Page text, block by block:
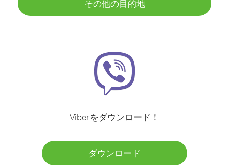
その他の目的地
Viberをダウンロード！
ダウンロード